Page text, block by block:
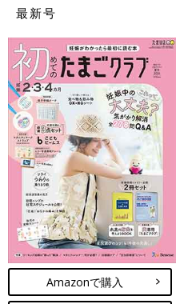
最新号
Amazonで購入